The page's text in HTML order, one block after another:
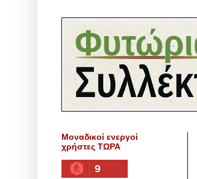
Μοναδικοί ενεργοί
χρήστες ΤΩΡΑ
9